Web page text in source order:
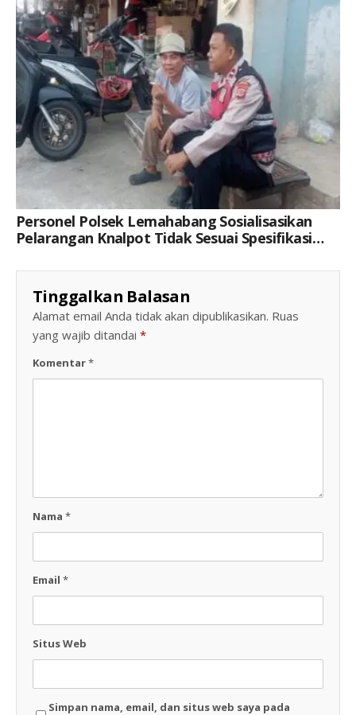
Personel Polsek Lemahabang Sosialisasikan
Pelarangan Knalpot Tidak Sesuai Spesifikasi
Tinggalkan Balasan
Alamat email Anda tidak akan dipublikasikan. Ruas
yang wajib ditandai *
Komentar*
Nama *
Email *
Situs Web
Simpan nama, email, dan situs web saya pada